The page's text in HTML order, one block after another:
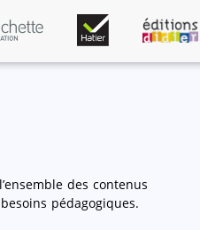
des contenus
pédagogiques.